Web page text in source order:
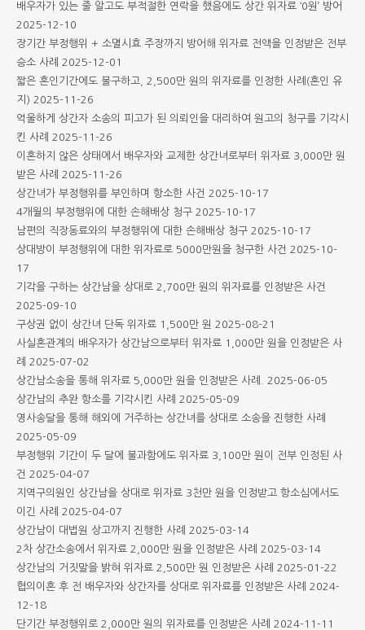
배우자가 있는 줄 알고도 부적절한 연락을 했음에도 상간 위자료 ‘0원’ 방어
2025-12-10
장기간 부정행위 + 소멸시효 주장까지 방어해 위자료 전액을 인정받은 전부
승소 사례
2025-12-01
짧은 혼인기간에도 불구하고, 2,500만 원의 위자료를 인정한 사례(혼인 유
지) 2025-11-26
억울하게 상간자 소송의 피고가 된 의뢰인을 대리하여 원고의 청구를 기각시
킨 사례
2025-11-26
이혼하지 않은 상태에서 배우자와 교제한 상간녀로부터 위자료 3,000만 원
받은 사례
2025-11-26
상간녀가 부정행위를 부인하며 항소한 사건 2025-10-17
4개월의 부정행위에 대한 손해배상 청구 2025-10-17
남편의 직장동료와의 부정행위에 대한 손해배상 청구 2025-10-17
상대방이 부정행위에 대한 위자료로 5000만원을 청구한 사건 2025-10-
17
기각을 구하는 상간남을 상대로 2,700만 원의 위자료를 인정받은 사건
2025-09-10
구상권 없이 상간녀 단독 위자료 1,500만 원
2025-08-21
사실혼관계의 배우자가 상간남으로부터 위자료 1,000만 원을 인정받은 사
례
2025-07-02
상간남소송을 통해 위자료 5,000만 원을 인정받은 사례.
2025-06-05
상간남의 추완 항소를 기각시킨 사례
2025-05-09
영사송달을 통해 해외에 거주하는 상간녀를 상대로 소송을 진행한 사례
2025-05-09
부정행위 기간이 두 달에 불과함에도 위자료 3,100만 원이 전부 인정된 사
건 2025-04-07
지역구의원인 상간남을 상대로 위자료 3천만 원을 인정받고 항소심에서도
이긴 사례
2025-04-07
상간남이 대법원 상고까지 진행한 사례 2025-03-14
2차 상간소송에서 위자료 2,000만 원을 인정받은 사례 2025-03-14
상간남의 거짓말을 밝혀 위자료 2,500만 원 인정받은 사례 2025-01-22
협의이혼 후 전 배우자와 상간자를 상대로 위자료를 인정받은 사례
2024-
12-18
단기간 부정행위로 2,000만 원의 위자료를 인정받은 사례
2024-11-11